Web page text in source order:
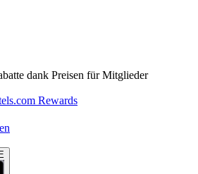
dank Preisen für Mitglieder
Rewards